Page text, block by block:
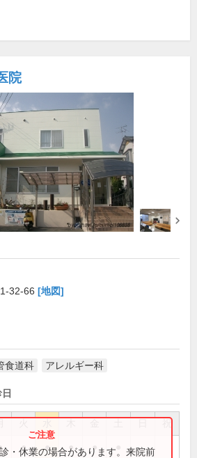
院
32-66 [地図]
食道科 アレルギー科
祝
● ● ● ● ●
・休業の場合があります。来院前